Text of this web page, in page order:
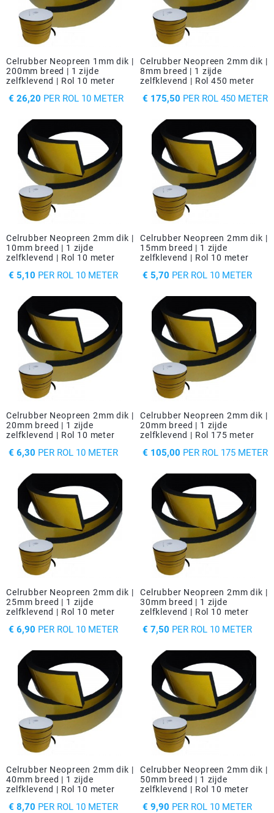
Celrubber Neopreen 1mm dik |
200mm breed | 1 zijde
zelfklevend | Rol 10 meter
€ 26,20 PER ROL 10 METER
PRIJS
Celrubber Neopreen 2mm dik |
8mm breed | 1 zijde
zelfklevend | Rol 450 meter
€ 175,50 PER ROL 450 METER
PRIJS
Celrubber Neopreen 2mm dik |
10mm breed | 1 zijde
zelfklevend | Rol 10 meter
€ 5,10 PER ROL 10 METER
PRIJS
Celrubber Neopreen 2mm dik |
15mm breed | 1 zijde
zelfklevend | Rol 10 meter
€ 5,70 PER ROL 10 METER
PRIJS
Celrubber Neopreen 2mm dik |
20mm breed | 1 zijde
zelfklevend | Rol 10 meter
€ 6,30 PER ROL 10 METER
PRIJS
Celrubber Neopreen 2mm dik |
20mm breed | 1 zijde
zelfklevend | Rol 175 meter
€ 105,00 PER ROL 175 METER
PRIJS
Celrubber Neopreen 2mm dik |
25mm breed | 1 zijde
zelfklevend | Rol 10 meter
€ 6,90 PER ROL 10 METER
PRIJS
Celrubber Neopreen 2mm dik |
30mm breed | 1 zijde
zelfklevend | Rol 10 meter
€ 7,50 PER ROL 10 METER
PRIJS
Celrubber Neopreen 2mm dik |
40mm breed | 1 zijde
zelfklevend | Rol 10 meter
€ 8,70 PER ROL 10 METER
PRIJS
Celrubber Neopreen 2mm dik |
50mm breed | 1 zijde
zelfklevend | Rol 10 meter
€ 9,90 PER ROL 10 METER
PRIJS